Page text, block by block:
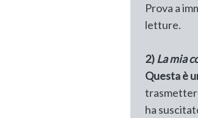
Prova a
letture.
2)La mia
Questa è
ha